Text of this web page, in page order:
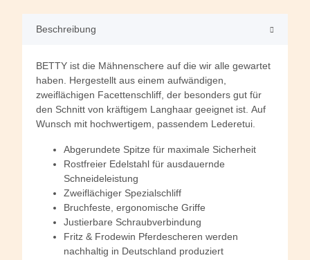
Beschreibung
BETTY ist die Mähnenschere auf die wir alle gewartet
haben. Hergestellt aus einem aufwändigen,
zweiflächigen Facettenschliff, der besonders gut für
den Schnitt von kräftigem Langhaar geeignet ist. Auf
Wunsch mit hochwertigem, passendem Lederetui.
Abgerundete Spitze für maximale Sicherheit
Rostfreier Edelstahl für ausdauernde
Schneideleistung
Zweiflächiger Spezialschliff
Bruchfeste, ergonomische Griffe
Justierbare Schraubverbindung
Fritz & Frodewin Pferdescheren werden
nachhaltig in Deutschland produziert